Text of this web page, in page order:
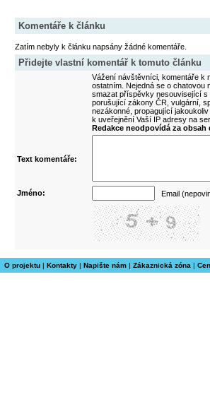
Komentáře k článku
Zatím nebyly k článku napsány žádné komentáře.
Přidejte vlastní komentář k tomuto článku
Vážení návštěvníci, komentáře k
ostatním. Nejedná se o
smazat příspěvky nesouvisející
porušující zákony ČR, vulgární,
nezákonné, propagující
k uveřejnění Vaší IP adresy na
Redakce neodpovídá za
Text komentáře:
Jméno: Email
O projektu| Kontakty| Napište nám| Zákaznická zóna |